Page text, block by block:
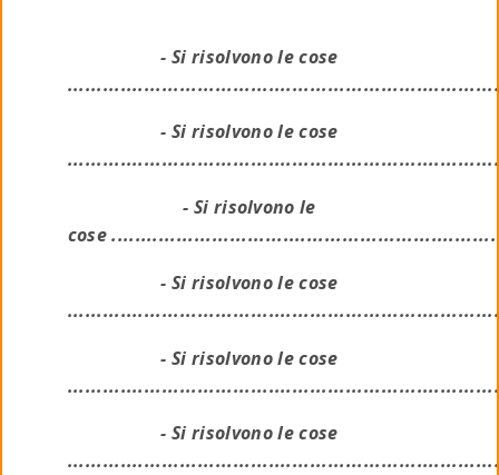
- Si risolvono le cose
- Si risolvono le cose
- Si risolvono le
cose
- Si risolvono le cose
- Si risolvono le cose
- Si risolvono le cose